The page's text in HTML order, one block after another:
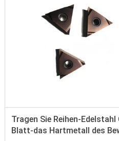
Tragen Sie Reihen-Edelstahl
Blatt-das Hartmetall des